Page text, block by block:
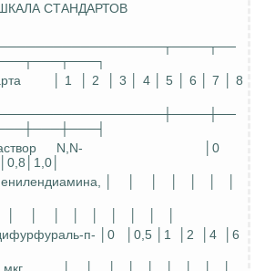
СТАНДАРТОВ
│ 1 │ 2
│ 3 │ 4 │ 5 │ 6 │ 7 │ 8
N,N-
│0
, │
-п- │0 │0,5 │1 │2 │4
│6